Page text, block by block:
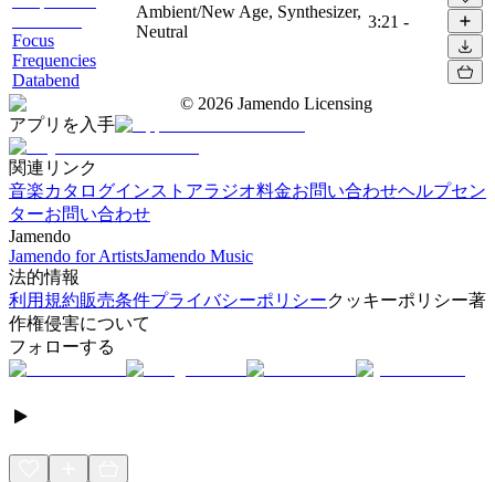
Focus
Frequencies
Databend
Ambient/New Age, Synthesizer,
Neutral
3:21 -
© 2026 Jamendo Licensing
アプリを入手
関連リンク
音楽カタログインストアラジオ料金お問い合わせヘルプセン
ターお問い合わせ
Jamendo
Jamendo for ArtistsJamendo Music
法的情報
利用規約販売条件プライバシーポリシークッキーポリシー著
作権侵害について
フォローする